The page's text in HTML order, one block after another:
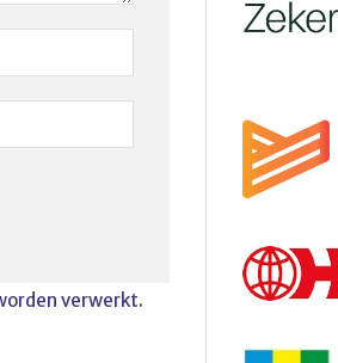
verwerkt.